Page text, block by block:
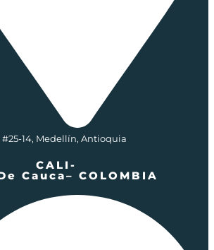
#25-14, Medellín, Antioquia
CALI-
Cauca– COLOMBIA